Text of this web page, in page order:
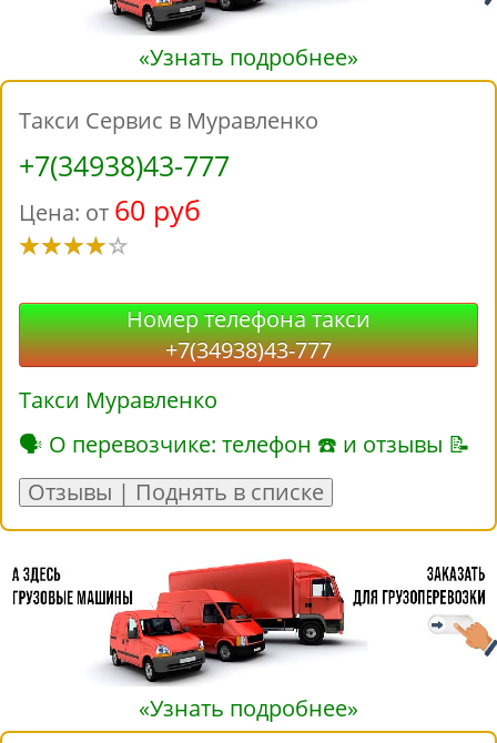
«Узнать подробнее»
Такси Сервис в Муравленко
+7(34938)43-777
Цена: от 60 руб
Номер телефона такси
+7(34938)43-777
Такси Муравленко
🗣 О перевозчике: телефон ☎ и отзывы 📝
Отзывы | Поднять в списке
«Узнать подробнее»